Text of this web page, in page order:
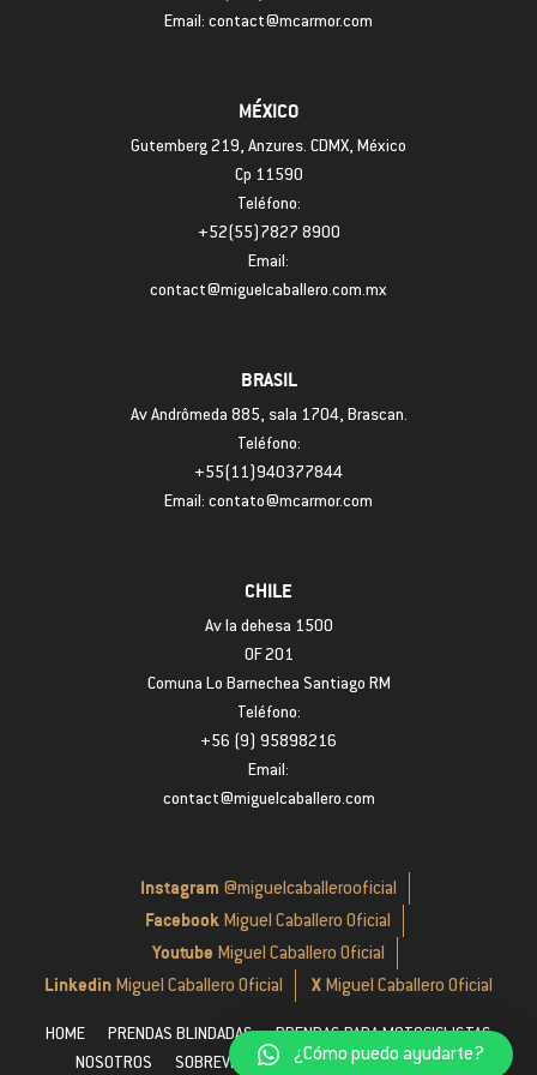
Email: contact@mcarmor.com
MÉXICO
Gutemberg 219, Anzures. CDMX, México
Cp 11590
Teléfono:
+52(55)7827 8900
Email:
contact@miguelcaballero.com.mx
BRASIL
Av Andrômeda 885, sala 1704, Brascan.
Teléfono:
+55(11)940377844
Email: contato@mcarmor.com
CHILE
Av la dehesa 1500
OF 201
Comuna Lo Barnechea Santiago RM
Teléfono:
+56 (9) 95898216
Email:
contact@miguelcaballero.com
Instagram @miguelcaballerooficial
Facebook Miguel Caballero Oficial
Youtube Miguel Caballero Oficial
Linkedin Miguel Caballero Oficial X Miguel Caballero Oficial
HOME PRENDAS BLINDADAS
PRENDAS PARA MOTOCICLISTAS
NOSOTROS
SOBREVIVIENTES NUESTRAS POLÍTICAS
¿Cómo puedo ayudarte?